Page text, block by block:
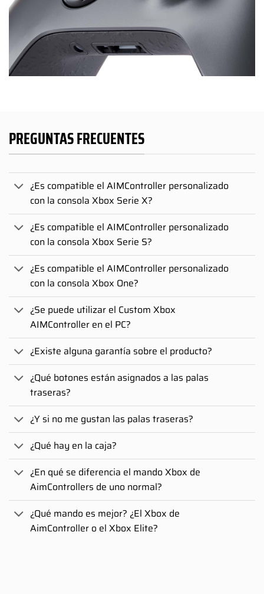
PREGUNTAS FRECUENTES
¿Es compatible el AIMController personalizado
con la consola Xbox Serie X?
¿Es compatible el AIMController personalizado
con la consola Xbox Serie S?
¿Es compatible el AIMController personalizado
con la consola Xbox One?
¿Se puede utilizar el Custom Xbox
AIMController en el PC?
¿Existe alguna garantía sobre el producto?
¿Qué botones están asignados a las palas
traseras?
¿Y si no me gustan las palas traseras?
¿Qué hay en la caja?
¿En qué se diferencia el mando Xbox de
AimControllers de uno normal?
¿Qué mando es mejor? ¿El Xbox de
AimController o el Xbox Elite?